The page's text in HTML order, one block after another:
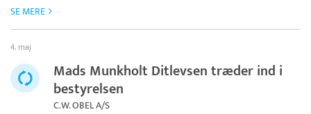
SE MERE
4. maj
Mads Munkholt Ditlevsen træder ind i
bestyrelsen
C.W. OBEL A/S